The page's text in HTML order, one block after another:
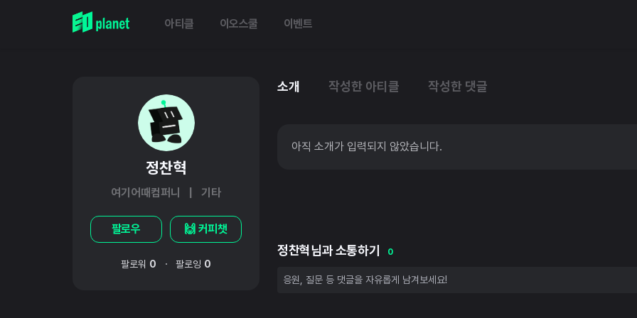
아티클 이오스쿨 이벤트
정찬혁
여기어때컴퍼니 | 기타
팔로우 🙌 커피챗
팔로워 0 ·팔로잉 0
소개 작성한 아티클 작성한 댓글
아직 소개가 입력되지 않았습니다.
정찬혁님과 소통하기 0